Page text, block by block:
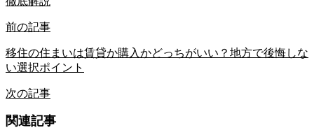
前の記事
移住の住まいは賃貸か購入かどっちがいい？地方で後悔しな
い選択ポイント
次の記事
関連記事